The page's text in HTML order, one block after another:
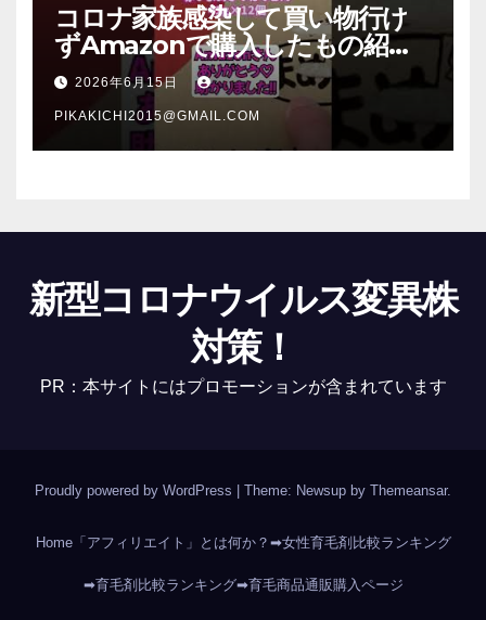
コロナ家族感染して買い物行け
ずAmazonで購入したもの紹
介 #Shorts
2026年6月15日
PIKAKICHI2015@GMAIL.COM
新型コロナウイルス変異株
対策！
PR：本サイトにはプロモーションが含まれています
Proudly powered by WordPress | Theme: Newsup by Themeansar.
Home「アフィリエイト」とは何か？ ➡女性育毛剤比較ランキング
➡育毛剤比較ランキング➡育毛商品通販購入ページ